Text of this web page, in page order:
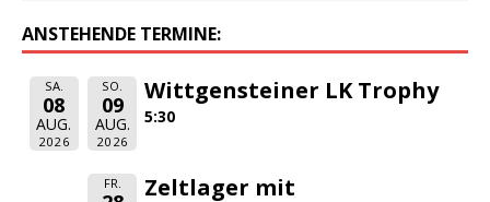
ANSTEHENDE TERMINE:
SA.
08
AUG.
2026
SO.
09
AUG.
2026
Wittgensteiner LK Trophy
5:30
FR.
Zeltlager mit